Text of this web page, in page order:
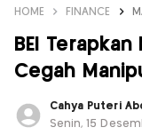
HOME FINANCE
BEI
Cegah
Cahya Puteri
Senin, 15